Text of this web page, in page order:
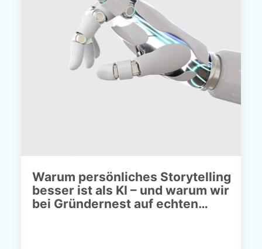
Warum persönliches Storytelling
besser ist als KI – und warum wir
bei Gründernest auf echten…